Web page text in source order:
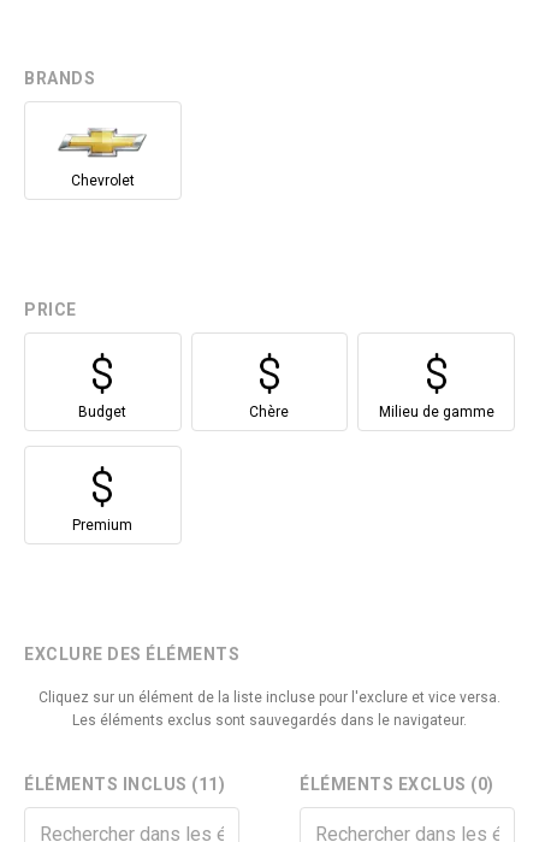
BRANDS
Chevrolet
PRICE
Budget Chère Milieu de gamme
Premium
EXCLURE DES ÉLÉMENTS
Cliquez sur un élément de la liste incluse pour l'exclure et vice versa.
Les éléments exclus sont sauvegardés dans le navigateur.
ÉLÉMENTS INCLUS (11) ÉLÉMENTS EXCLUS (0)